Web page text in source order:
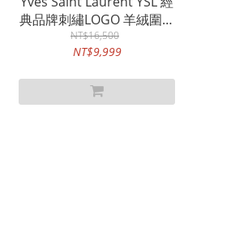
典品牌刺繡LOGO 羊絨圍巾
(酒紅)
NT$16,500
NT$9,999